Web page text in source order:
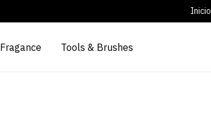
Inicio
Fragance Tools & Brushes